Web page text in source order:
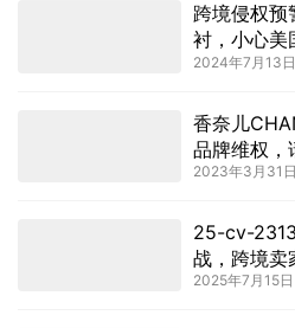
跨境侵权
衬，小心美
2024年7月13日
香奈儿
品牌维权，
2023年3月31日
25-cv-
战，跨境卖
2025年7月15日